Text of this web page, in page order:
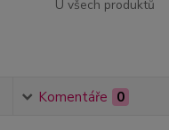
U všech produktů
Komentáře 0